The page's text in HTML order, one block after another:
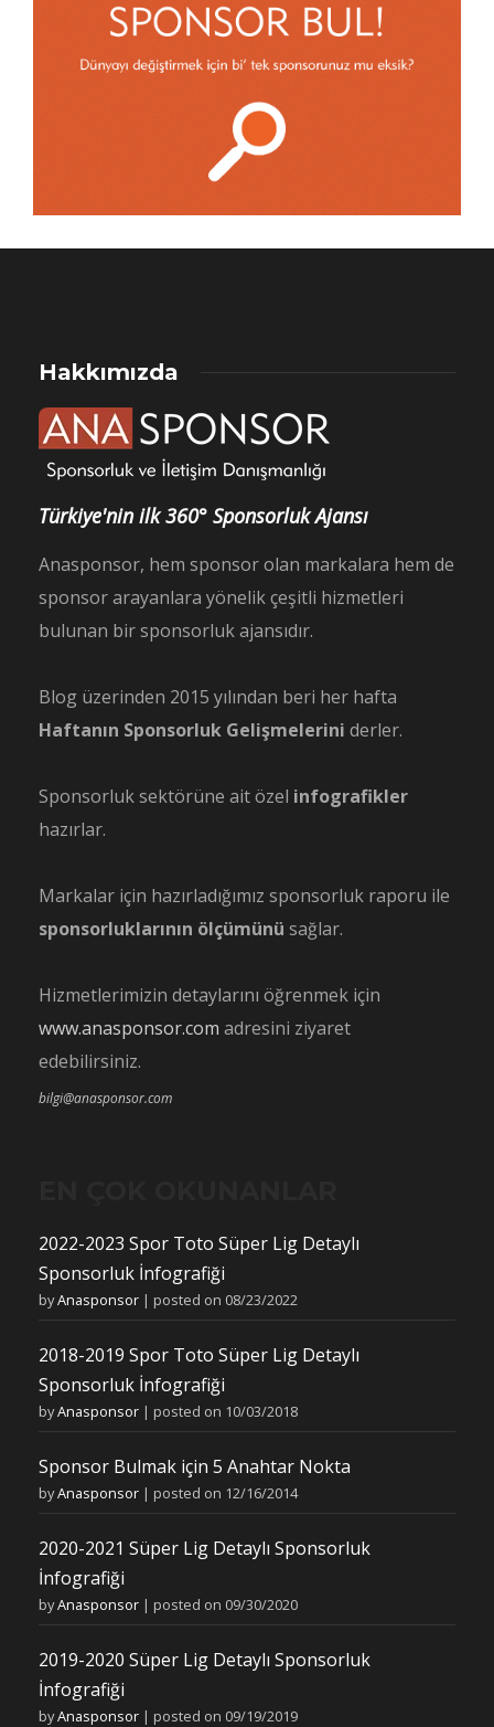
Hakkımızda
Türkiye'nin ilk 360° Sponsorluk Ajansı
Anasponsor, hem sponsor olan markalara hem de
sponsor arayanlara yönelik çeşitli hizmetleri
bulunan bir sponsorluk ajansıdır.
Blog üzerinden 2015 yılından beri her hafta
Haftanın Sponsorluk Gelişmelerini derler.
Sponsorluk sektörüne ait özel infografikler
hazırlar.
Markalar için hazırladığımız sponsorluk raporu ile
sponsorluklarının ölçümünü sağlar.
Hizmetlerimizin detaylarını öğrenmek için
www.anasponsor.com adresini ziyaret
edebilirsiniz.
bilgi@anasponsor.com
2022-2023 Spor Toto Süper Lig Detaylı
Sponsorluk İnfografiği
byAnasponsor | posted on 08/23/2022
2018-2019 Spor Toto Süper Lig Detaylı
Sponsorluk İnfografiği
byAnasponsor | posted on 10/03/2018
Sponsor Bulmak için 5 Anahtar Nokta
byAnasponsor | posted on 12/16/2014
2020-2021 Süper Lig Detaylı Sponsorluk
İnfografiği
byAnasponsor | posted on 09/30/2020
2019-2020 Süper Lig Detaylı Sponsorluk
İnfografiği
byAnasponsor | posted on 09/19/2019